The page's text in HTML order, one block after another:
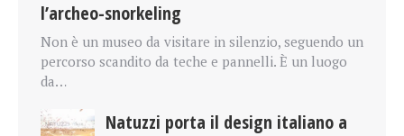
l’archeo-snorkeling
Non è un museo da visitare in silenzio, seguendo un
percorso scandito da teche e pannelli. È un luogo
da…
Natuzzi porta il design italiano a